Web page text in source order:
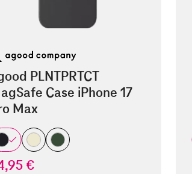
PLNTPRTCT
Case iPhone 17
Max
€